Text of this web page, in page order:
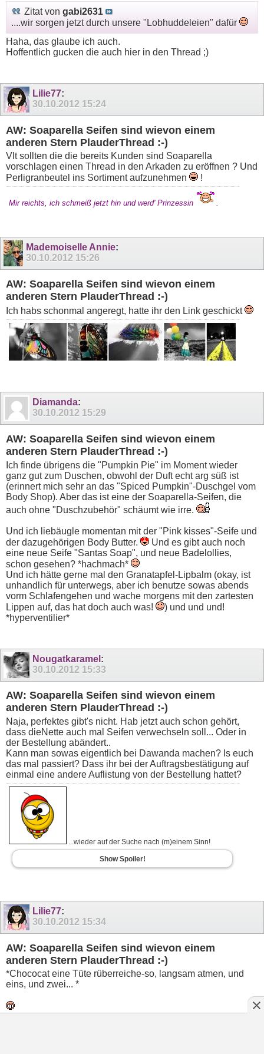
Zitat von gabi2631
....wir sorgen jetzt durch unsere "Lobhuddeleien" dafür
Haha, das glaube ich auch.
Hoffentlich gucken die auch hier in den Thread ;)
Lilie77:
30.10.2012 15:24
AW: Soaparella Seifen sind wievon einem
anderen Stern PlauderThread :-)
Vlt sollten die die bereits Kunden sind Soaparella
vorschlagen einen Thread in den Arkaden zu eröffnen ? Und
Perligranbeutel ins Sortiment aufzunehmen
!
Mir reichts, ich schmeiß jetzt hin und werd' Prinzessin .
Mademoiselle Annie:
30.10.2012 15:26
AW: Soaparella Seifen sind wievon einem
anderen Stern PlauderThread :-)
Ich habs schonmal angeregt, hatte ihr den Link geschickt
Diamanda:
30.10.2012 15:29
AW: Soaparella Seifen sind wievon einem
anderen Stern PlauderThread :-)
Ich finde übrigens die "Pumpkin Pie" im Moment wieder
ganz gut zum Duschen, obwohl der Duft echt arg süß ist
(erinnert mich sehr an das "Spiced Pumpkin"-Duschgel vom
Body Shop). Aber das ist eine der Soaparella-Seifen, die
auch ohne "Duschzubehör" schäumt wie irre.
Und ich liebäugle momentan mit der "Pink kisses"-Seife und
der dazugehörigen Body Butter.
Und es gibt auch noch
eine neue Seife "Santas Soap", und neue Badelollies,
schon gesehen? *hachmach*
Und ich hätte gerne mal den Granatapfel-Lipbalm (okay, ist
unhandlich für unterwegs, aber ich benutze sowas abends
vorm Schlafengehen und wache morgens mit den zartesten
Lippen auf, das hat doch auch was!
) und und und!
*hyperventilier*
Nougatkaramel :
30.10.2012 15:33
AW: Soaparella Seifen sind wievon einem
anderen Stern PlauderThread :-)
Naja, perfektes gibt's nicht. Hab jetzt auch schon gehört,
dass dieNette auch mal Seifen verwechseln soll... Oder in
der Bestellung abändert..
Kann man sowas eigentlich bei Dawanda machen? Is euch
das mal passiert? Dass ihr bei der Auftragsbestätigung auf
einmal eine andere Auflistung von der Bestellung hattet?
...wieder auf der Suche nach (m)einem Sinn!
Show Spoiler!
Lilie77:
30.10.2012 15:34
AW: Soaparella Seifen sind wievon einem
anderen Stern PlauderThread :-)
*Chococat eine Tüte rüberreiche-so, langsam atmen, und
eins, und zwei... *